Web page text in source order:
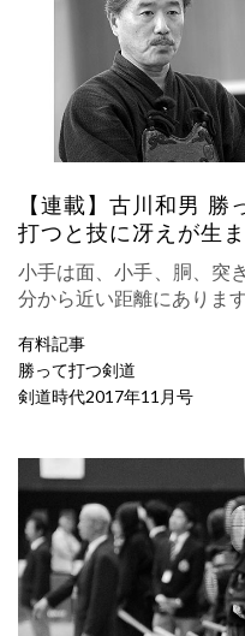
【連載】古川和男
打つと技に冴えが生
小手は面、小手、胴、突
分から近い距離にありま
有料記事
勝って打つ剣道
剣道時代2017年11月号